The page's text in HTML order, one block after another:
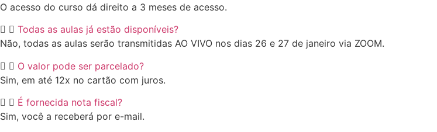
O acesso do curso dá direito a 3 meses de acesso.
Todas as aulas já estão disponíveis?
Não, todas as aulas serão transmitidas AO VIVO nos dias 26 e 27 de janeiro via ZOOM.
O valor pode ser parcelado?
Sim, em até 12x no cartão com juros.
É fornecida nota fiscal?
Sim, você a receberá por e-mail.